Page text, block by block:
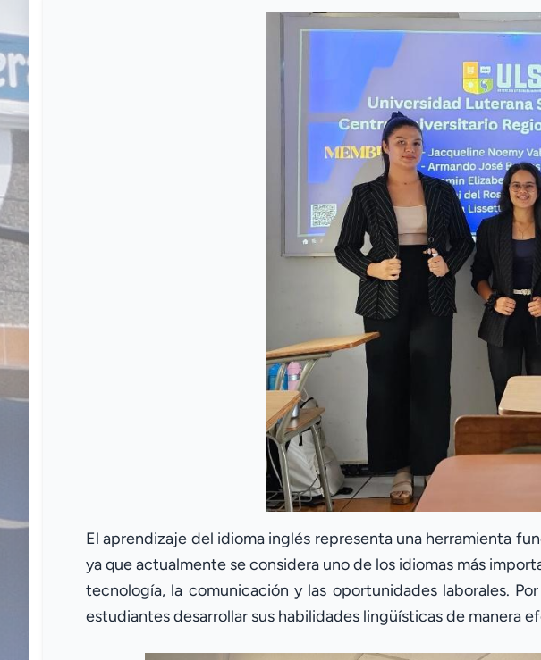
El aprendizaje del idioma inglés representa una herramienta
ya que actualmente se considera uno de los idiomas más
tecnología, la comunicación y las oportunidades laborales.
estudiantes desarrollar sus habilidades lingüísticas de manera